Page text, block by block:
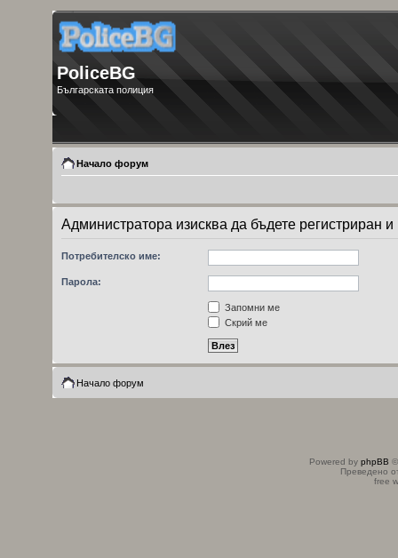
PoliceBG
Българската полиция
Начало форум
Администратора изисква да бъдете регистриран
Потребителско име:
Парола:
Запомни ме
Скрий ме
Начало форум
Powered by phpBB
Преведено
free